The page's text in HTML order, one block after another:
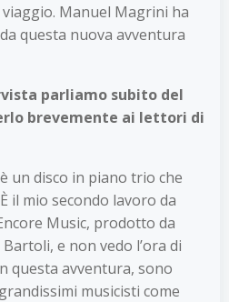
Manuel Magrini ha
questa nuova avventura
parliamo subito del
brevemente ai lettori di
un disco in piano trio che
il mio secondo lavoro da
Music, prodotto da
e non vedo l’ora di
questa avventura, sono
musicisti come